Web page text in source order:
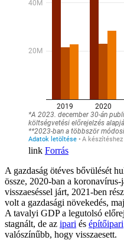
Forrás
A gazdaság ötéves bővülését
össze, 2020-ban a
visszaeséssel járt, 2021-ben
volt a gazdasági növekedés,
A tavalyi GDP a legutolsó
stagnált, de az ipari és építőipari
valószínűbb, hogy visszaesett.